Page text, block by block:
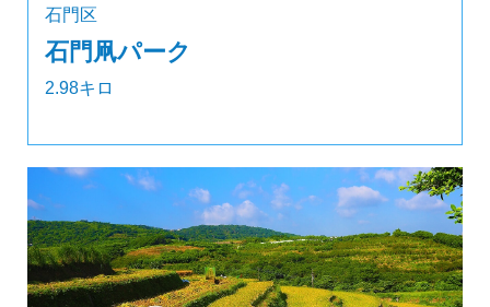
石門区
石門凧パーク
2.98キロ